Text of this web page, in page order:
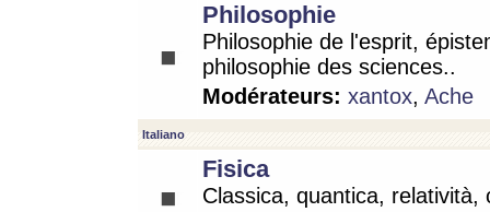
Philosophie
Philosophie de l'esprit,
philosophie des sciences..
Modérateurs: xantox, Ache
Italiano
Fisica
Classica, quantica, relatività,